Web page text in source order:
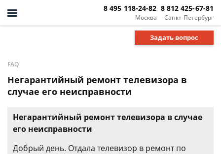
Москва
8 495 118-24-82
Санкт-Петербург
8 812 425-67-81
Задать вопрос
FAQ
Негарантийный ремонт телевизора в
случае его неисправности
Негарантийный ремонт телевизора в случае
его неисправности
Добрый день. Отдала телевизор в ремонт по